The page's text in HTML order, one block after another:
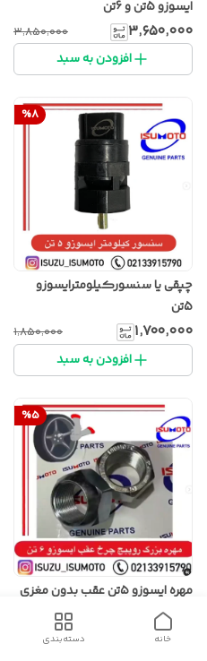
ایسوزو 5تن و 6تن
۳٬۶۵۰٬۰۰۰ ۳٬۸۵۰٬۰۰۰
افزودن به سبد
%8
چپقی یا سنسورکیلومترایسوزو
5تن
۱٬۷۰۰٬۰۰۰ ۱٬۸۵۰٬۰۰۰
افزودن به سبد
%5
مهره ایسوزو ۵تن عقب بدون مغزی
۱۸۵٬۰۰۰ ۱۹۵٬۰۰۰دسته‌بندی خانه